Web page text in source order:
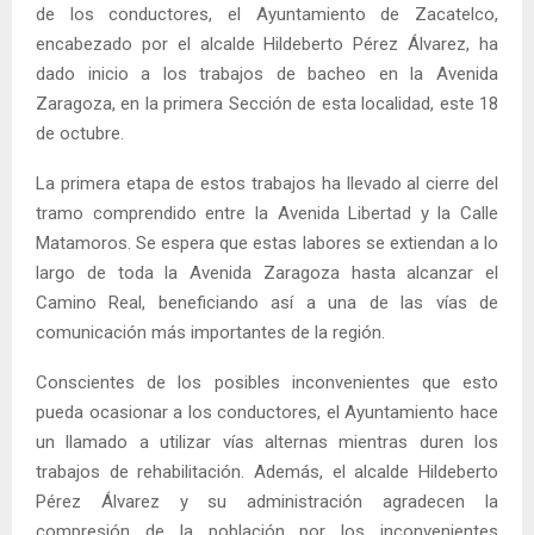
de los conductores, el Ayuntamiento de Zacatelco,
encabezado por el alcalde Hildeberto Pérez Álvarez, ha
dado inicio a los trabajos de bacheo en la Avenida
Zaragoza, en la primera Sección de esta localidad, este 18
de octubre.
La primera etapa de estos trabajos ha llevado al cierre del
tramo comprendido entre la Avenida Libertad y la Calle
Matamoros. Se espera que estas labores se extiendan a lo
largo de toda la Avenida Zaragoza hasta alcanzar el
Camino Real, beneficiando así a una de las vías de
comunicación más importantes de la región.
Conscientes de los posibles inconvenientes que esto
pueda ocasionar a los conductores, el Ayuntamiento hace
un llamado a utilizar vías alternas mientras duren los
trabajos de rehabilitación. Además, el alcalde Hildeberto
Pérez Álvarez y su administración agradecen la